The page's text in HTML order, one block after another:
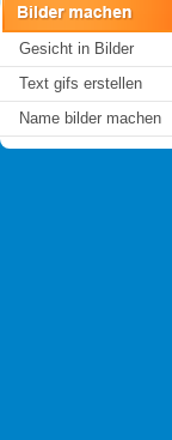
Gesicht in Bilder
Text gifs erstellen
Name bilder machen